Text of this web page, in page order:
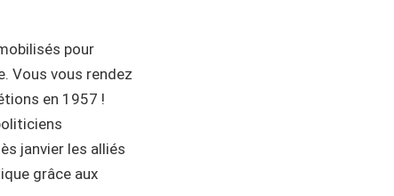
pour
Vous vous rendez
en 1957 !
janvier les alliés
grâce aux